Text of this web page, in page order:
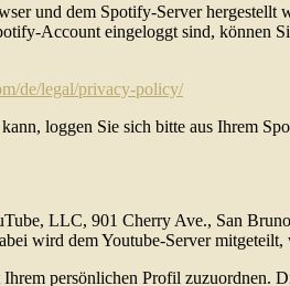
und dem Spotify-Server
Account eingeloggt sind, können
de/legal/privacy-policy/
loggen Sie sich bitte aus Ihrem
LLC, 901 Cherry Ave., San
wird dem Youtube-Server mitgeteilt,
persönlichen Profil zuzuordnen.